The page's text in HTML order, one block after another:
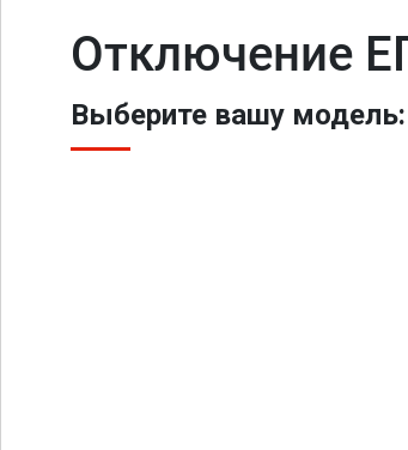
Отключение
Выберите вашу модель: